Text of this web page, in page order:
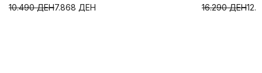
7.868 ДЕН
10.490ДЕН 16.290ДЕН